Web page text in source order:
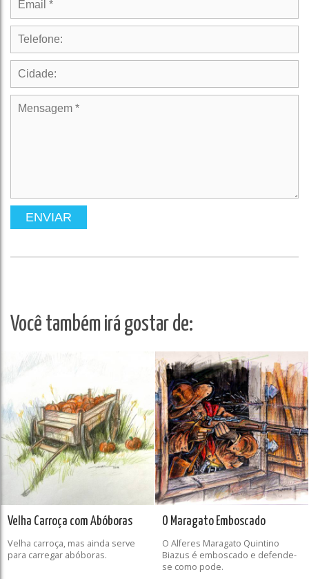
ENVIAR
Você também irá gostar de:
Velha Carroça com Abóboras
Velha carroça, mas ainda serve
para carregar abóboras.
O Maragato Emboscado
O Alferes Maragato Quintino
Biazus é emboscado e defende-
se como pode.